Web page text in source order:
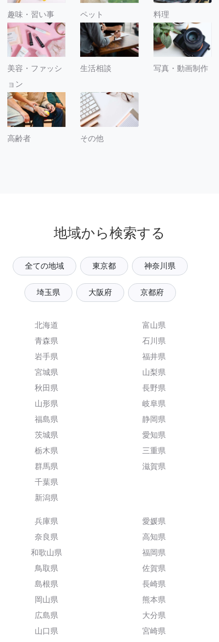
趣味・習い事 ペット 料理
美容・ファッシ
ョン
生活相談 写真・動画制作
高齢者 その他
地域から検索する
全ての地域 東京都 神奈川県
埼玉県 大阪府 京都府
北海道
青森県
岩手県
宮城県
秋田県
山形県
福島県
茨城県
栃木県
群馬県
千葉県
新潟県
富山県
石川県
福井県
山梨県
長野県
岐阜県
静岡県
愛知県
三重県
滋賀県
兵庫県
奈良県
和歌山県
鳥取県
島根県
岡山県
広島県
山口県
愛媛県
高知県
福岡県
佐賀県
長崎県
熊本県
大分県
宮崎県